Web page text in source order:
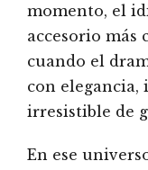
momento, el
accesorio más
cuando el
con elegancia,
irresistible de
En ese